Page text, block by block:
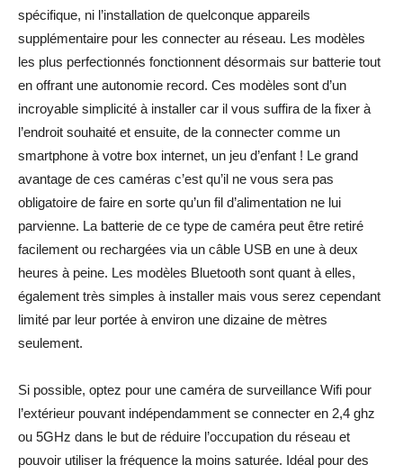
spécifique, ni l’installation de quelconque appareils
supplémentaire pour les connecter au réseau. Les modèles
les plus perfectionnés fonctionnent désormais sur batterie tout
en offrant une autonomie record. Ces modèles sont d’un
incroyable simplicité à installer car il vous suffira de la fixer à
l’endroit souhaité et ensuite, de la connecter comme un
smartphone à votre box internet, un jeu d’enfant ! Le grand
avantage de ces caméras c’est qu’il ne vous sera pas
obligatoire de faire en sorte qu’un fil d’alimentation ne lui
parvienne. La batterie de ce type de caméra peut être retiré
facilement ou rechargées via un câble USB en une à deux
heures à peine. Les modèles Bluetooth sont quant à elles,
également très simples à installer mais vous serez cependant
limité par leur portée à environ une dizaine de mètres
seulement.
Si possible, optez pour une caméra de surveillance Wifi pour
l’extérieur pouvant indépendamment se connecter en 2,4 ghz
ou 5GHz dans le but de réduire l’occupation du réseau et
pouvoir utiliser la fréquence la moins saturée. Idéal pour des